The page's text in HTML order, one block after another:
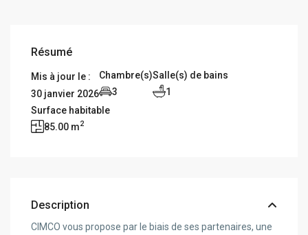
Résumé
Mis à jour le :
30 janvier 2026
Chambre(s)
3
Salle(s) de bains
1
Surface habitable
85.00 m2
Description
CIMCO vous propose par le biais de ses partenaires, une